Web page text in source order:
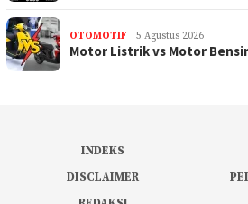
OTOMOTIF 5 Agustus 2026
Motor Listrik vs Motor
INDEKS
DISCLAIMER